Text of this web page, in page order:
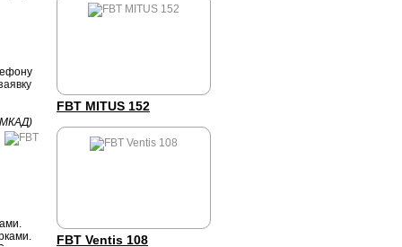
МКАД)
FBT MITUS 152
FBT Ventis 108